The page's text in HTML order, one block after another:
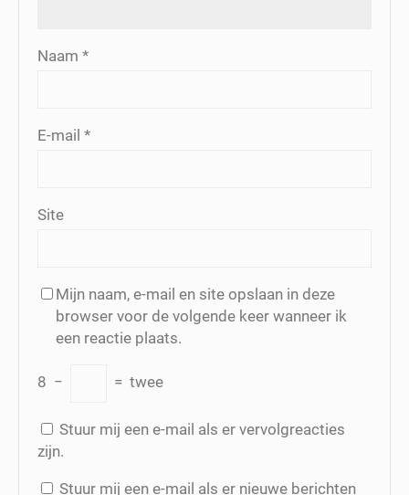
Naam *
E-mail *
Site
Mijn naam, e-mail en site opslaan in deze
browser voor de volgende keer wanneer ik
een reactie plaats.
8 − = twee
Stuur mij een e-mail als er vervolgreacties
zijn.
Stuur mij een e-mail als er nieuwe berichten